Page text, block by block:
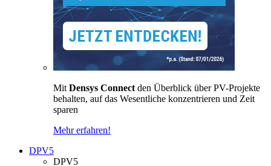
Mit Densys Connect den Überblick über PV-Projekte
behalten, auf das Wesentliche konzentrieren und Zeit
sparen
Mehr erfahren!
DPV5
DPV5